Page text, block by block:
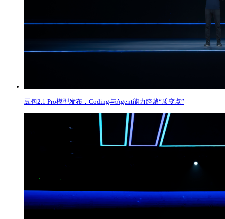
豆包2.1 Pro模型发布，Coding与Agent能力跨越“质变点”